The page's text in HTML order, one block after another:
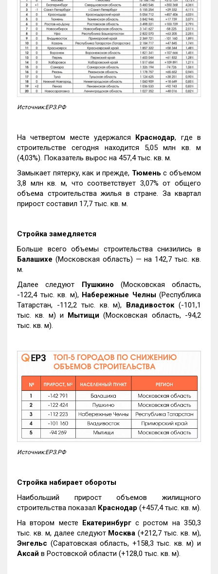
Источник:ЕРЗ.РФ
На четвертом месте удержался Краснодар, где в
строительстве сегодня находится 5,05 млн кв. м
(4,03%). Показатель вырос на 457,4 тыс. кв. м.
Замыкает пятерку, как и прежде, Тюмень с объемом
3,8 млн кв. м, что соответствует 3,07% от общего
объема строительства жилья в стране. За квартал
прирост составил 17,7 тыс. кв. м.
Стройка замедляется
Больше всего объемы строительства снизились в
Балашихе (Московская область) — на 142,7 тыс. кв.
м.
Далее следуют Пушкино (Московская область,
-122,4 тыс. кв. м), Набережные Челны(Республика
Татарстан, -112,2 тыс. кв. м), Владивосток(-101,1
тыс. кв. м) и Мытищи (Московская область, -94,2
тыс. кв. м).
Источник:ЕРЗ.РФ
Стройка набирает обороты
Наибольший прирост объемов жилищного
строительства показал Краснодар (+457,4 тыс. кв. м).
На втором месте Екатеринбургс ростом на 350,3
тыс. кв. м, далее следуют Москва (+212,7 тыс. кв. м),
Энгельс (Саратовская область, +158,3 тыс. кв. м) и
Аксай в Ростовской области (+128,0 тыс. кв. м).